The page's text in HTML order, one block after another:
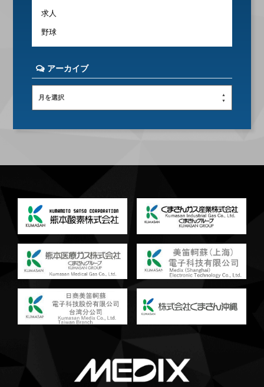
求人
野球
アーカイブ
月を選択